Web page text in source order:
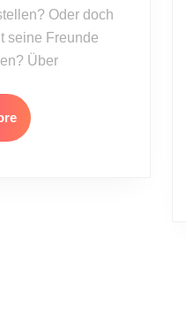
Oder doch
seine Freunde
Über
Read
More